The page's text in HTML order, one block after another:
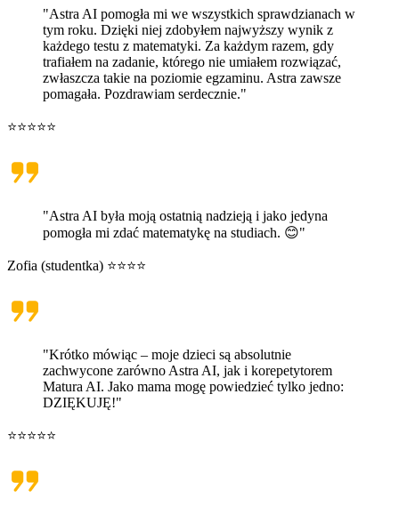
"Astra AI pomogła mi we wszystkich sprawdzianach w
tym roku. Dzięki niej zdobyłem najwyższy wynik z
każdego testu z matematyki. Za każdym razem, gdy
trafiałem na zadanie, którego nie umiałem rozwiązać,
zwłaszcza takie na poziomie egzaminu. Astra zawsze
pomagała. Pozdrawiam serdecznie."
⭐⭐⭐⭐⭐
"Astra AI była moją ostatnią nadzieją i jako jedyna
pomogła mi zdać matematykę na studiach. 😊"
Zofia (studentka) ⭐⭐⭐⭐
"Krótko mówiąc – moje dzieci są absolutnie
zachwycone zarówno Astra AI, jak i korepetytorem
Matura AI. Jako mama mogę powiedzieć tylko jedno:
DZIĘKUJĘ!"
⭐⭐⭐⭐⭐